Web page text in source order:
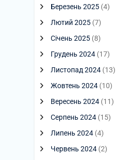
Березень 2025 (4)
Лютий 2025 (7)
Січень 2025 (8)
Грудень 2024 (17)
Листопад 2024 (13)
Жовтень 2024 (10)
Вересень 2024 (11)
Серпень 2024 (15)
Липень 2024 (4)
Червень 2024 (2)